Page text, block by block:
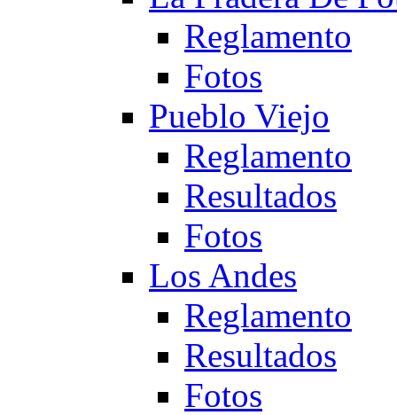
Reglamento
Fotos
Pueblo Viejo
Reglamento
Resultados
Fotos
Los Andes
Reglamento
Resultados
Fotos